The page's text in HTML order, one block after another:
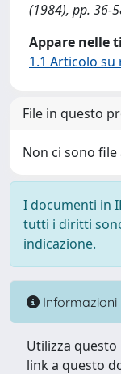
(1984), pp. 36-
Appare nelle
1.1 Articolo su
File in questo
Non ci sono
I documenti in
tutti i diritti
indicazione.
Informazioni
Utilizza
link a questo